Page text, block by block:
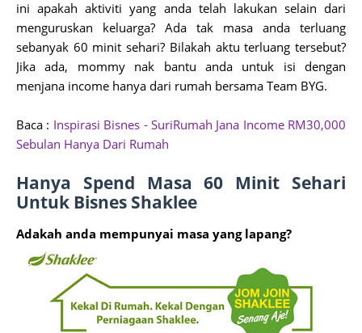
ini apakah aktiviti yang anda telah lakukan selain dari
menguruskan keluarga? Ada tak masa anda terluang
sebanyak 60 minit sehari? Bilakah aktu terluang tersebut?
Jika ada, mommy nak bantu anda untuk isi dengan
menjana income hanya dari rumah bersama Team BYG.
Baca : Inspirasi Bisnes - SuriRumah Jana Income RM30,000
Sebulan Hanya Dari Rumah
Hanya Spend Masa 60 Minit Sehari
Untuk Bisnes Shaklee
Adakah anda mempunyai masa yang lapang?